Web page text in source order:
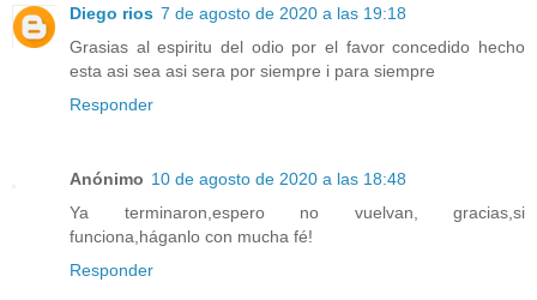
Diego rios 7 de agosto de 2020 a las 19:18
Grasias al espiritu del odio por el favor concedido hecho
esta asi sea asi sera por siempre i para siempre
Responder
Anónimo 10 de agosto de 2020 a las 18:48
Ya terminaron,espero no vuelvan, gracias,si
funciona,háganlo con mucha fé!
Responder